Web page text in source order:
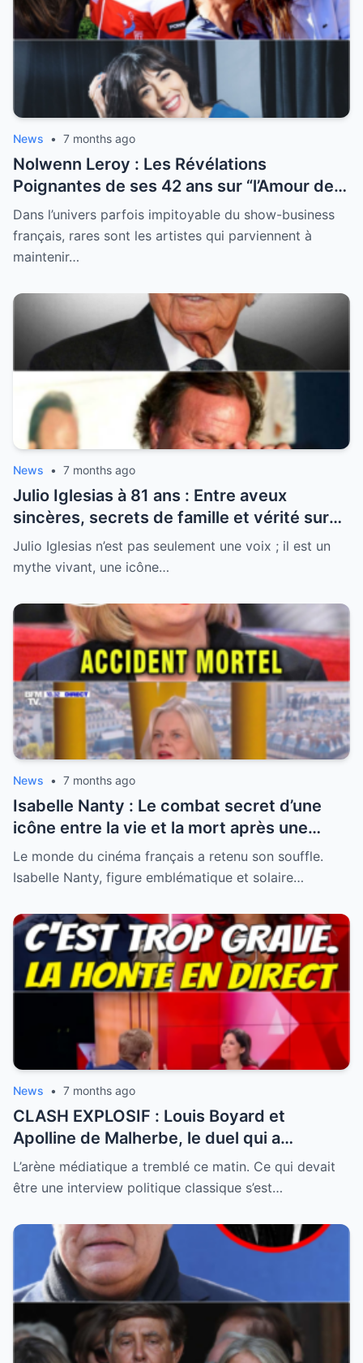
News • 7 months ago
Nolwenn Leroy : Les Révélations
Poignantes de ses 42 ans sur “l’Amour de
sa Vie”
Dans l’univers parfois impitoyable du show-business
français, rares sont les artistes qui parviennent à
maintenir…
News • 7 months ago
Julio Iglesias à 81 ans : Entre aveux
sincères, secrets de famille et vérité sur
sa santé, la légende se livre enfin
Julio Iglesias n’est pas seulement une voix ; il est un
mythe vivant, une icône…
News • 7 months ago
Isabelle Nanty : Le combat secret d’une
icône entre la vie et la mort après une
hospitalisation critique
Le monde du cinéma français a retenu son souffle.
Isabelle Nanty, figure emblématique et solaire…
News • 7 months ago
CLASH EXPLOSIF : Louis Boyard et
Apolline de Malherbe, le duel qui a
embrasé le direct !
L’arène médiatique a tremblé ce matin. Ce qui devait
être une interview politique classique s’est…